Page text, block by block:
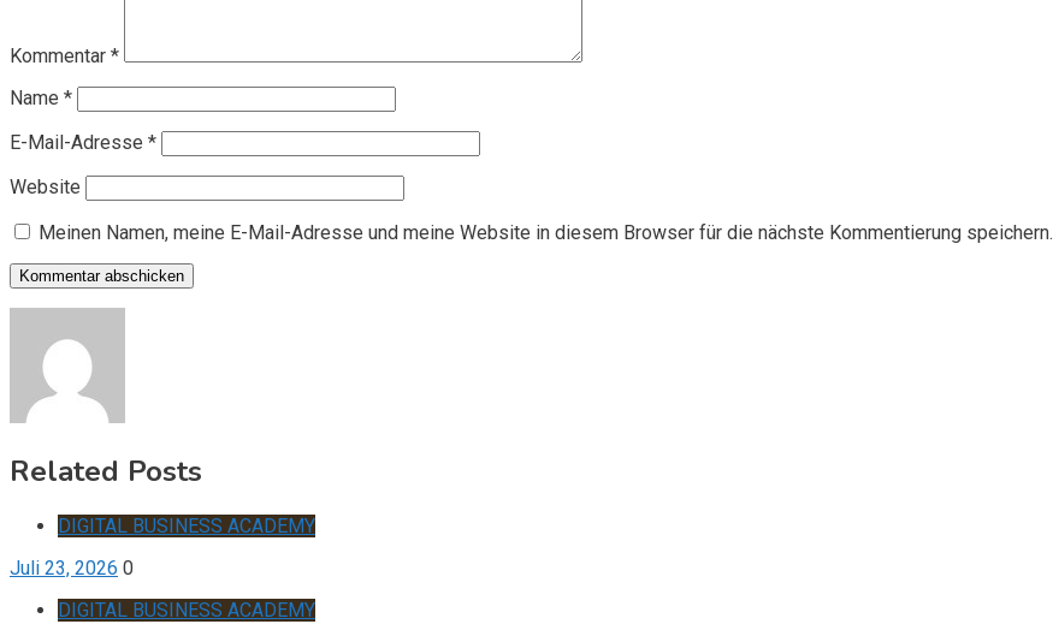
Kommentar *
Name *
E-Mail-Adresse *
Website
Meinen Namen, meine E-Mail-Adresse und meine Website in diesem Browser für die nächste Kommentierung speichern.
Related Posts
DIGITAL BUSINESS ACADEMY
Juli 23, 2026 0
DIGITAL BUSINESS ACADEMY